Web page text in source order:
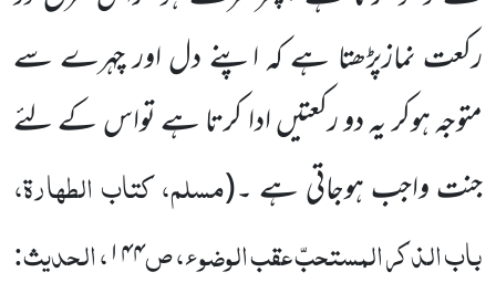
رکعت نمازپڑھتا ہے کہ اپنے دل اور چہرے سے
متوجہ ہوکر یہ دو رکعتیں ادا کرتا ہے تواس کے لئے
جنت واجب ہوجاتی ہے ۔(مسلم، کتاب الطہارۃ،
باب الذکر المستحبّ عقب الوضو ء، ص۱۴۴، الحدیث: